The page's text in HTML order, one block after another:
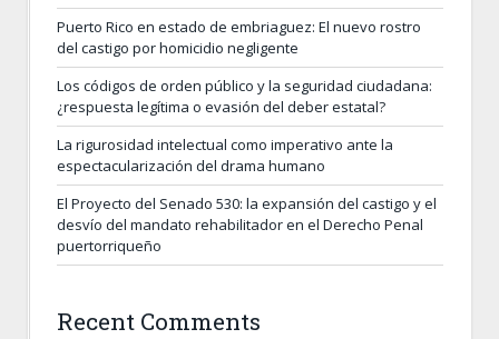
Puerto Rico en estado de embriaguez: El nuevo rostro
del castigo por homicidio negligente
Los códigos de orden público y la seguridad ciudadana:
¿respuesta legítima o evasión del deber estatal?
La rigurosidad intelectual como imperativo ante la
espectacularización del drama humano
El Proyecto del Senado 530: la expansión del castigo y el
desvío del mandato rehabilitador en el Derecho Penal
puertorriqueño
Recent Comments